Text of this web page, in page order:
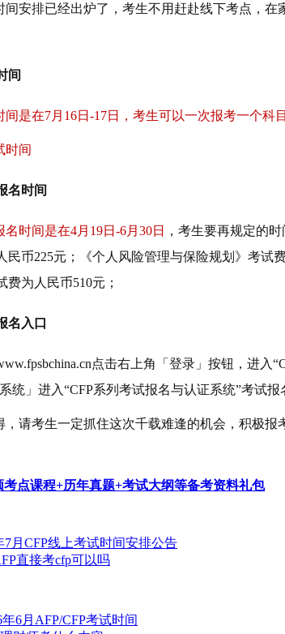
间安排已经出炉了，考生不用赶赴线下考点，
间
间是在7月16日-17日，考生可以一次报考一个科
名时间
名时间是在4月19日-6月30日
，考生要再规定的
民币225元；《个人风险管理与保险规划》考试
费为人民币510元；
名入口
点击右上角「登录」按钮，进入“
统」进入“CFP系列考试报名与认证系统”考试报
，请考生一定抓住这次千载难逢的机会，积极
点课程+历年真题+考试大纲等备考资料礼包
7月CFP线上考试时间安排公告
直接考cfp可以吗
年6月AFP/CFP考试时间